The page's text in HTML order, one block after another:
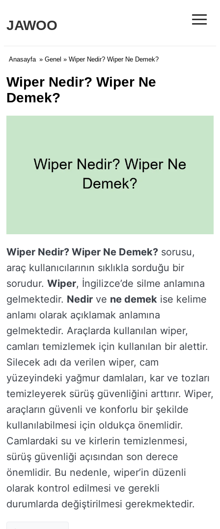
JAWOO ≡
Anasayfa » Genel » Wiper Nedir? Wiper Ne Demek?
Wiper Nedir? Wiper Ne
Demek?
Wiper Nedir? Wiper Ne Demek? sorusu,
araç kullanıcılarının sıklıkla sorduğu bir
sorudur. Wiper, İngilizce’de silme anlamına
gelmektedir. Nedir ve ne demek ise kelime
anlamı olarak açıklamak anlamına
gelmektedir. Araçlarda kullanılan wiper,
camları temizlemek için kullanılan bir alettir.
Silecek adı da verilen wiper, cam
yüzeyindeki yağmur damlaları, kar ve tozları
temizleyerek sürüş güvenliğini arttırır. Wiper,
araçların güvenli ve konforlu bir şekilde
kullanılabilmesi için oldukça önemlidir.
Camlardaki su ve kirlerin temizlenmesi,
sürüş güvenliği açısından son derece
önemlidir. Bu nedenle, wiper’in düzenli
olarak kontrol edilmesi ve gerekli
durumlarda değiştirilmesi gerekmektedir.